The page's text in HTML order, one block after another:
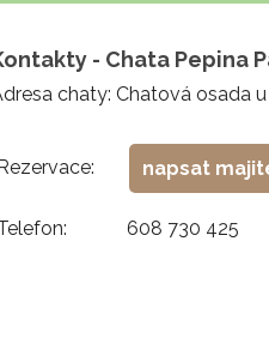
- Chata Pepina
chaty: Chatová osada
napsat
608 730 425